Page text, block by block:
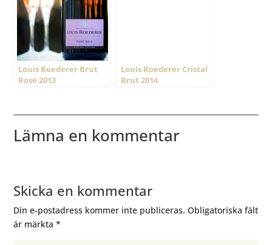
Louis Roederer Brut
Rosé 2013
Louis Roederer Cristal
Brut 2014
Lämna en kommentar
Skicka en kommentar
Din e-postadress kommer inte publiceras. Obligatoriska fält
är märkta*